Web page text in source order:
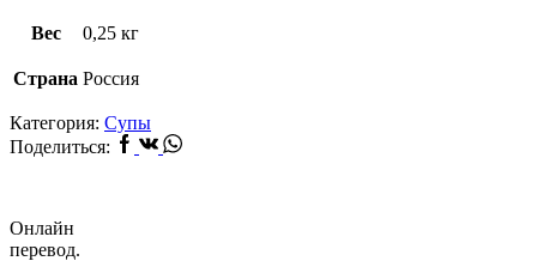
Вес 0,25 кг
Страна Россия
Категория: Супы
Поделиться: Facebook
Vk Whatsapp
Онлайн
перевод.